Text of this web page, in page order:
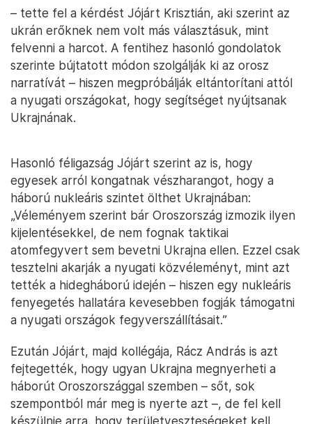
– tette fel a kérdést Jójárt Krisztián, aki szerint az
ukrán erőknek nem volt más választásuk, mint
felvenni a harcot. A fentihez hasonló gondolatok
szerinte bújtatott módon szolgálják ki az orosz
narratívát – hiszen megpróbálják eltántorítani attól
a nyugati országokat, hogy segítséget nyújtsanak
Ukrajnának.
Hasonló féligazság Jójárt szerint az is, hogy
egyesek arról kongatnak vészharangot, hogy a
háború nukleáris szintet ölthet Ukrajnában:
„Véleményem szerint bár Oroszország izmozik ilyen
kijelentésekkel, de nem fognak taktikai
atomfegyvert sem bevetni Ukrajna ellen. Ezzel csak
tesztelni akarják a nyugati közvéleményt, mint azt
tették a hidegháború idején – hiszen egy nukleáris
fenyegetés hallatára kevesebben fogják támogatni
a nyugati országok fegyverszállításait.”
Ezután Jójárt, majd kollégája, Rácz András is azt
fejtegették, hogy ugyan Ukrajna megnyerheti a
háborút Oroszországgal szemben – sőt, sok
szempontból már meg is nyerte azt –, de fel kell
készülnie arra, hogy területveszteségeket kell